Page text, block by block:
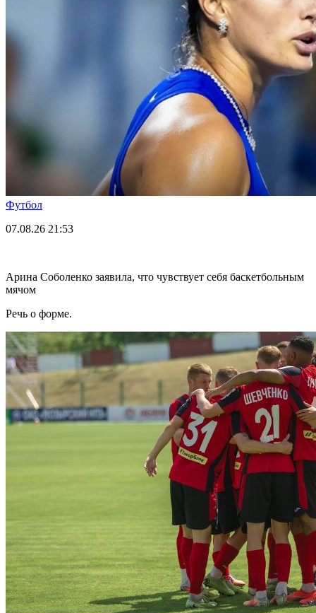
Футбол
07.08.26 21:53
Арина Соболенко заявила, что чувствует себя баскетбольным
мячом
Речь о форме.